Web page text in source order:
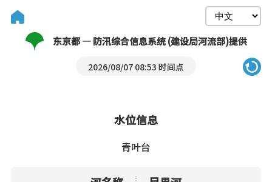
东京都 — 防汛综合信息系统 (建设局河流部)提供
2026/08/07 08:53 时间点
水位信息
青叶台